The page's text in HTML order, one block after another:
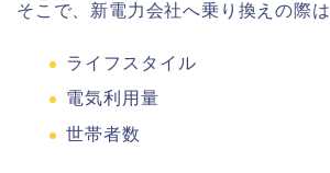
そこで、新電力会社へ乗り換えの際は
ライフスタイル
電気利用量
世帯者数